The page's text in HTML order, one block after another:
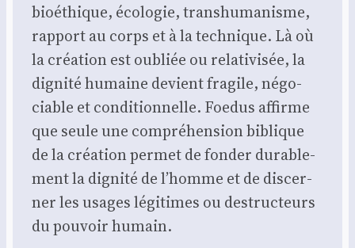
bioé­thique, éco­lo­gie, trans­hu­ma­nisme,
rap­port au corps et à la tech­nique. Là où
la créa­tion est oubliée ou rela­ti­vi­sée, la
digni­té humaine devient fra­gile, négo­
ciable et condi­tion­nelle. Foe­dus affirme
que seule une com­pré­hen­sion biblique
de la créa­tion per­met de fon­der dura­ble­
ment la digni­té de l’homme et de dis­cer­
ner les usages légi­times ou des­truc­teurs
du pou­voir humain.